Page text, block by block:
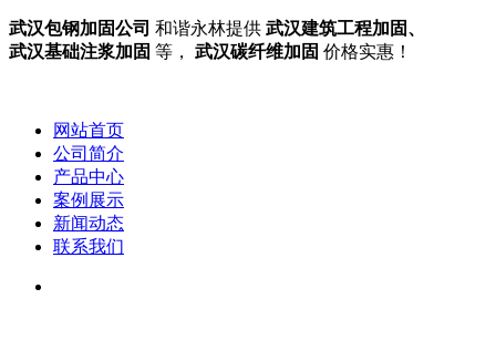
武汉包钢加固公司 和谐永林提供 武汉建筑工程加固、
武汉基础注浆加固 等， 武汉碳纤维加固 价格实惠！
网站首页
公司简介
产品中心
案例展示
新闻动态
联系我们